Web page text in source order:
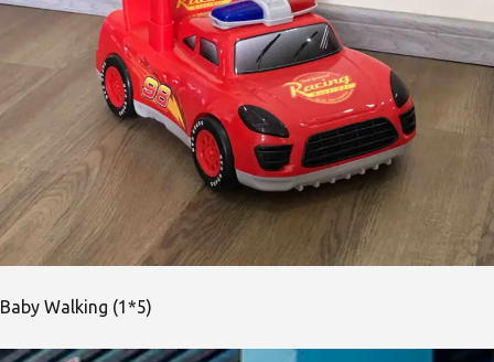
Baby Walking (1*5)